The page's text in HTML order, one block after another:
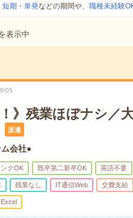
短期 ・ 単発などの期間や、 職種未経験
表示中
05
！》残業ほぼナシ／
派遣
会社●
クOK 既卒第二新卒OK 英語不要
残業なし IT通信Web 交費支給
Excel